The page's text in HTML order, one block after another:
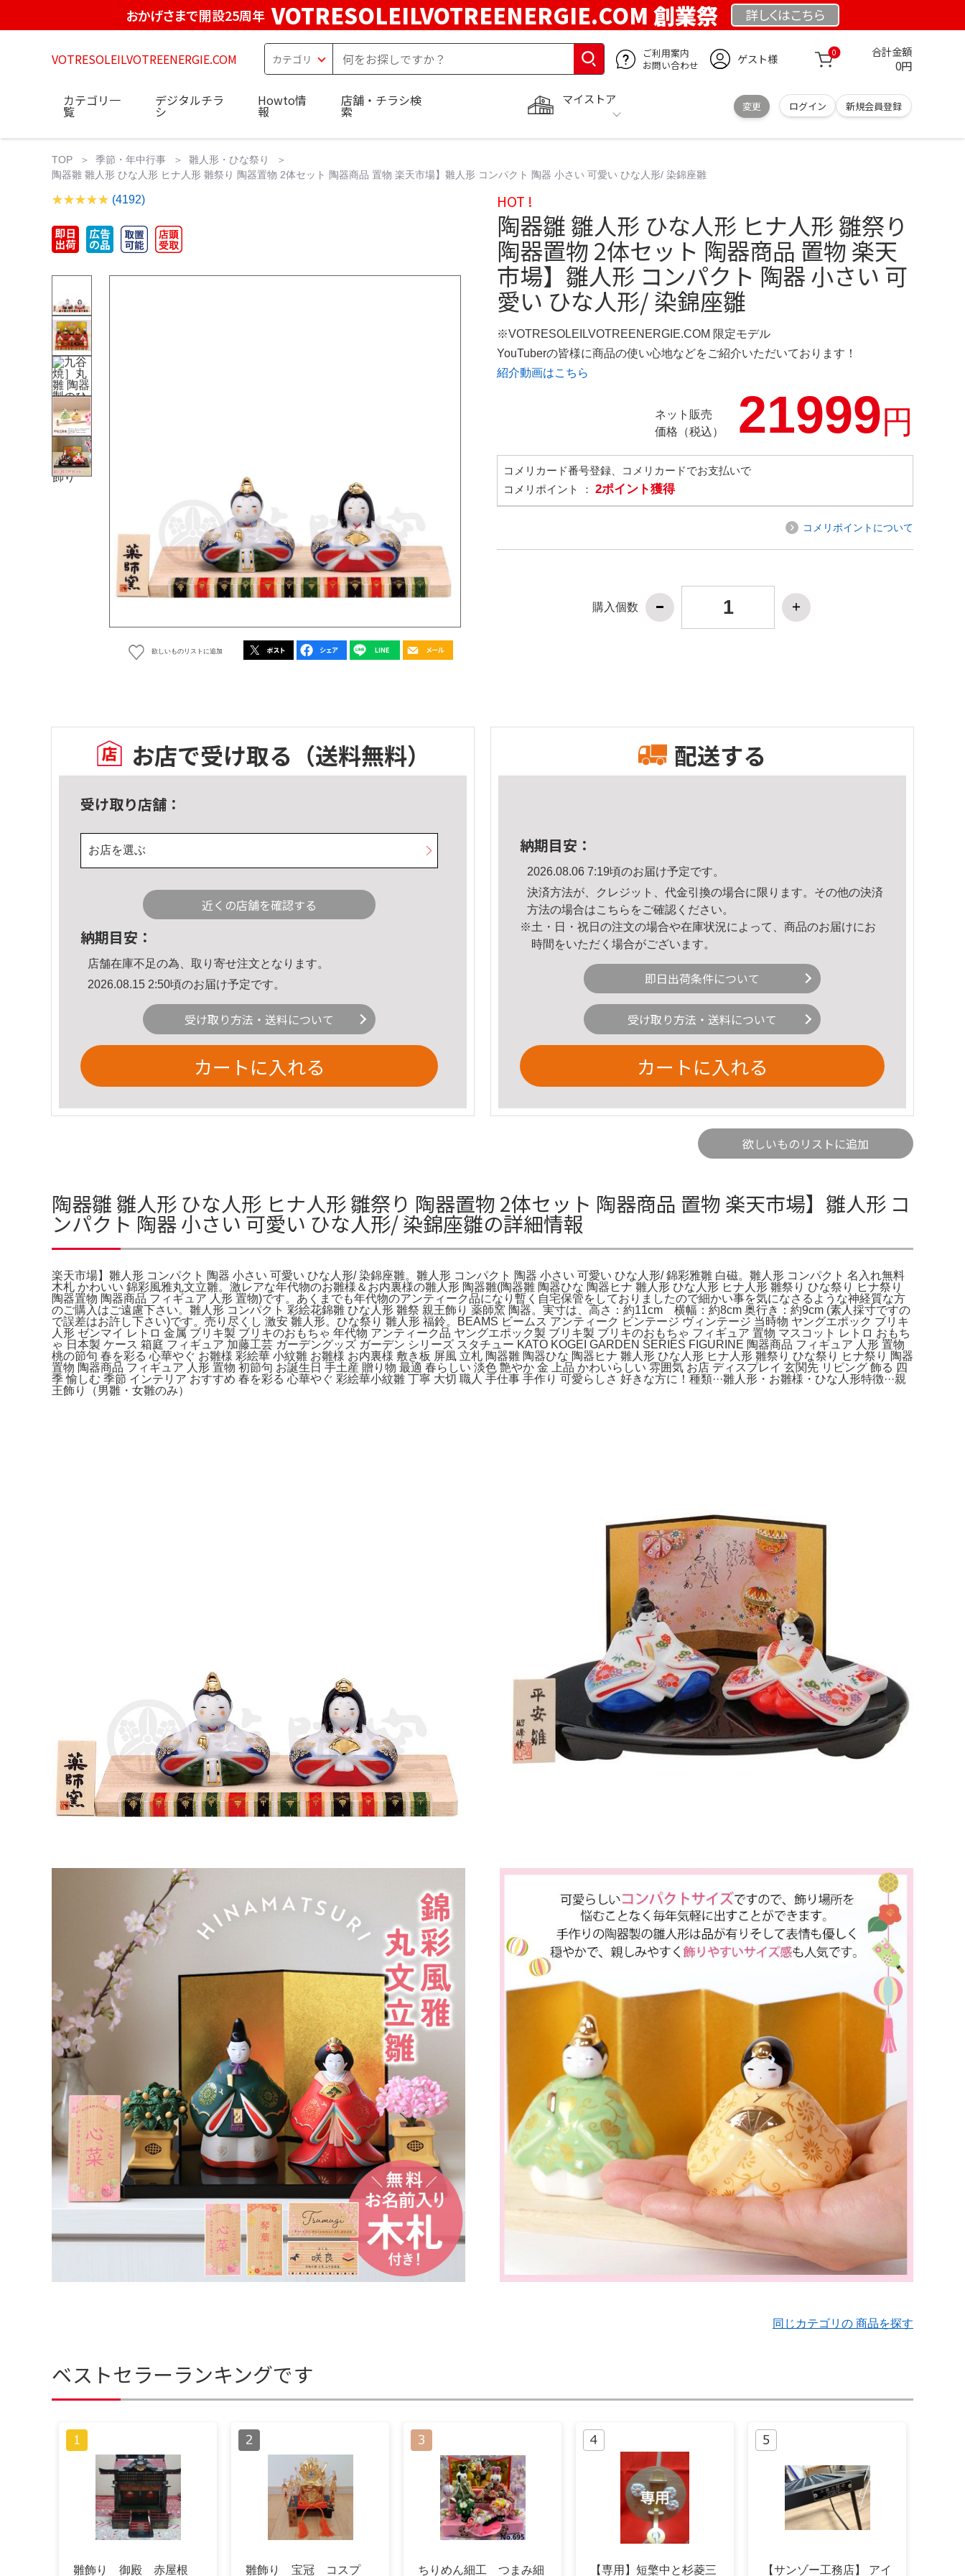
おかげさまで開設25周年 VOTRESOLEILVOTREENERGIE.COM 創業祭 詳しくはこちら
VOTRESOLEILVOTREENERGIE.COM
ご利用案内
お問い合わせ
ゲスト様 0 合計金額
0円
マイストア
変更 ログイン 新規会員登録
カテゴリ一
覧
デジタルチラ
シ
Howto情
報
店舗・チラシ検
索
TOP 季節・年中行事
雛人形・ひな祭り
陶器雛 雛人形 ひな人形 ヒナ人形 雛祭り 陶器置物 2体セット 陶器商品 置物 楽天市場】雛人形 コンパクト 陶器 小さい 可愛い ひな人形/ 染錦座雛
(4192)
欲しいものリストに追加
HOT !
陶器雛 雛人形 ひな人形 ヒナ人形 雛祭り
陶器置物 2体セット 陶器商品 置物 楽天
市場】雛人形 コンパクト 陶器 小さい 可
愛い ひな人形/ 染錦座雛
※VOTRESOLEILVOTREENERGIE.COM 限定モデル
YouTuberの皆様に商品の使い心地などをご紹介いただいております！
紹介動画はこちら
ネット販売
価格（税込）
21999円
コメリカード番号登録、コメリカードでお支払いで
コメリポイント ： 2ポイント獲得
コメリポイントについて
購入個数
お店で受け取る （送料無料）
受け取り店舗：
お店を選ぶ
近くの店舗を確認する
納期目安：
店舗在庫不足の為、取り寄せ注文となります。
2026.08.15 2:50頃のお届け予定です。
受け取り方法・送料について
カートに入れる
配送する
納期目安：
2026.08.06 7:19頃のお届け予定です。
決済方法が、クレジット、代金引換の場合に限ります。その他の決済
方法の場合はこちら をご確認ください。
※土・日・祝日の注文の場合や在庫状況によって、商品のお届けにお
時間をいただく場合がございます。
即日出荷条件について
受け取り方法・送料について
カートに入れる
欲しいものリストに追加
陶器雛 雛人形 ひな人形 ヒナ人形 雛祭り 陶器置物 2体セット 陶器商品 置物 楽天市場】雛人形 コ
ンパクト 陶器 小さい 可愛い ひな人形/ 染錦座雛の詳細情報
楽天市場】雛人形 コンパクト 陶器 小さい 可愛い ひな人形/ 染錦座雛。雛人形 コンパクト 陶器 小さい 可愛い ひな人形/ 錦彩雅雛 白磁。雛人形 コンパクト 名入れ無料
木札 かわいい 錦彩風雅丸文立雛。激レアな年代物のお雛様＆お内裏様の雛人形 陶器雛(陶器雛 陶器ひな 陶器ヒナ 雛人形 ひな人形 ヒナ人形 雛祭り ひな祭り ヒナ祭り
陶器置物 陶器商品 フィギュア 人形 置物)です。あくまでも年代物のアンティーク品になり暫く自宅保管をしておりましたので細かい事を気になさるような神経質な方
のご購入はご遠慮下さい。雛人形 コンパクト 彩絵花錦雛 ひな人形 雛祭 親王飾り 薬師窯 陶器。実寸は、高さ：約11cm 横幅：約8cm 奥行き：約9cm (素人採寸ですの
で誤差はお許し下さい)です。売り尽くし 激安 雛人形。ひな祭り 雛人形 福鈴。BEAMS ビームス アンティーク ビンテージ ヴィンテージ 当時物 ヤングエポック ブリキ
人形 ゼンマイ レトロ 金属 ブリキ製 ブリキのおもちゃ 年代物 アンティーク品 ヤングエポック製 ブリキ製 ブリキのおもちゃ フィギュア 置物 マスコット レトロ おもち
ゃ 日本製 ケース 箱庭 フィギュア 加藤工芸 ガーデングッズ ガーデン シリーズ スタチュー KATO KOGEI GARDEN SERIES FIGURINE 陶器商品 フィギュア 人形 置物
桃の節句 春を彩る 心華やぐ お雛様 彩絵華 小紋雛 お雛様 お内裏様 敷き板 屏風 立札 陶器雛 陶器ひな 陶器ヒナ 雛人形 ひな人形 ヒナ人形 雛祭り ひな祭り ヒナ祭り 陶器
置物 陶器商品 フィギュア 人形 置物 初節句 お誕生日 手土産 贈り物 最適 春らしい 淡色 艶やか 金 上品 かわいらしい 雰囲気 お店 ディスプレイ 玄関先 リビング 飾る 四
季 愉しむ 季節 インテリア おすすめ 春を彩る 心華やぐ 彩絵華小紋雛 丁寧 大切 職人 手仕事 手作り 可愛らしさ 好きな方に！種類···雛人形・お雛様・ひな人形特徴···親
王飾り（男雛・女雛のみ）
同じカテゴリの 商品を探す
ベストセラーランキングです
雛飾り 御殿 赤屋根 雛飾り 宝冠 コスプ ちりめん細工 つまみ細 【専用】短檠中と杉菱三 【サンゾー工務店】 アイ